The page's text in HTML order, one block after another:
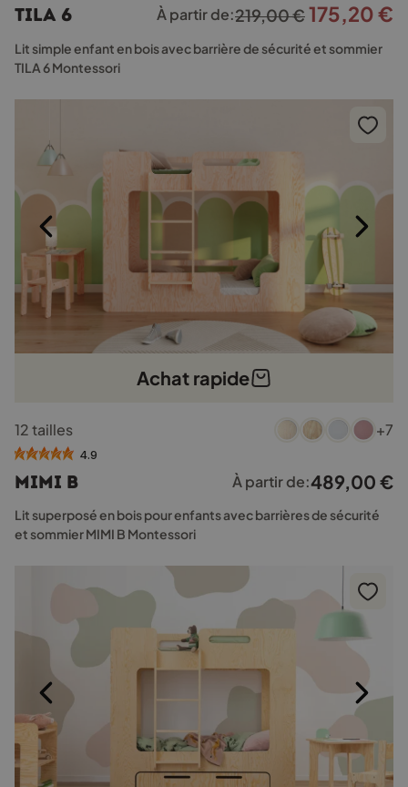
variations.
Les
options
peuvent
être
du
produit
TILA 6 À partir de:219,00€Le
prix
219,00 €.
175,20€
Lit simple enfant en bois avec barrière de sécurité et sommier
TILA 6 Montessori
Achat rapide
produit
a
variations.
Les
options
page
produit
12 tailles +7
4.9
MIMI B À partir de:489,00 €
Lit superposé en bois pour enfants avec barrières de sécurité
et sommier MIMI B Montessori